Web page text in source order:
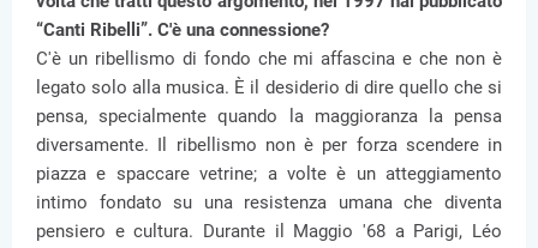
“Canti Ribelli”. C'è una connessione?
C'è un ribellismo di fondo che mi affascina e che non è
legato solo alla musica. È il desiderio di dire quello che si
pensa, specialmente quando la maggioranza la pensa
diversamente. Il ribellismo non è per forza scendere in
piazza e spaccare vetrine; a volte è un atteggiamento
intimo fondato su una resistenza umana che diventa
pensiero e cultura. Durante il Maggio '68 a Parigi, Léo